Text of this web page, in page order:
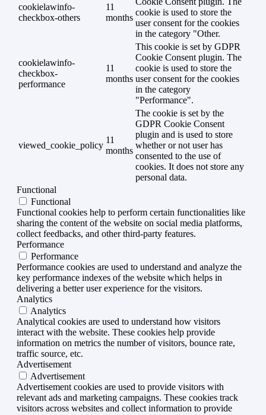
cookielawinfo-
checkbox-others
11
months
cookie is used to store the
user consent for the cookies
in the category "Other.
cookielawinfo-
checkbox-
performance
11
months
This cookie is set by GDPR
Cookie Consent plugin. The
cookie is used to store the
user consent for the cookies
in the category
"Performance".
viewed_cookie_policy
11
months
The cookie is set by the
GDPR Cookie Consent
plugin and is used to store
whether or not user has
consented to the use of
cookies. It does not store any
personal data.
Functional
Functional
Functional cookies help to perform certain functionalities like
sharing the content of the website on social media platforms,
collect feedbacks, and other third-party features.
Performance
Performance
Performance cookies are used to understand and analyze the
key performance indexes of the website which helps in
delivering a better user experience for the visitors.
Analytics
Analytics
Analytical cookies are used to understand how visitors
interact with the website. These cookies help provide
information on metrics the number of visitors, bounce rate,
traffic source, etc.
Advertisement
Advertisement
Advertisement cookies are used to provide visitors with
relevant ads and marketing campaigns. These cookies track
visitors across websites and collect information to provide